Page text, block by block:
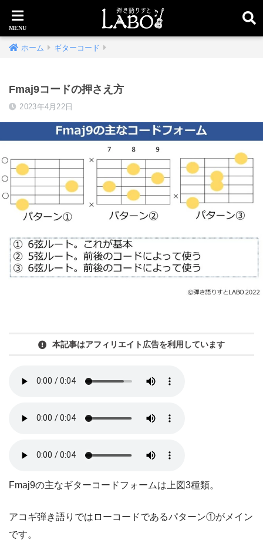
ホーム ギターコード
Fmaj9コードの押さえ方
2023年4月22日
本記事はアフィリエイト広告を利用しています
Fmaj9の主なギターコードフォームは上図3種類。
アコギ弾き語りではローコードであるパターン①がメイン
です。